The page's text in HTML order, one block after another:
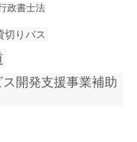
政書士法
切りバス
開発支援事業補助